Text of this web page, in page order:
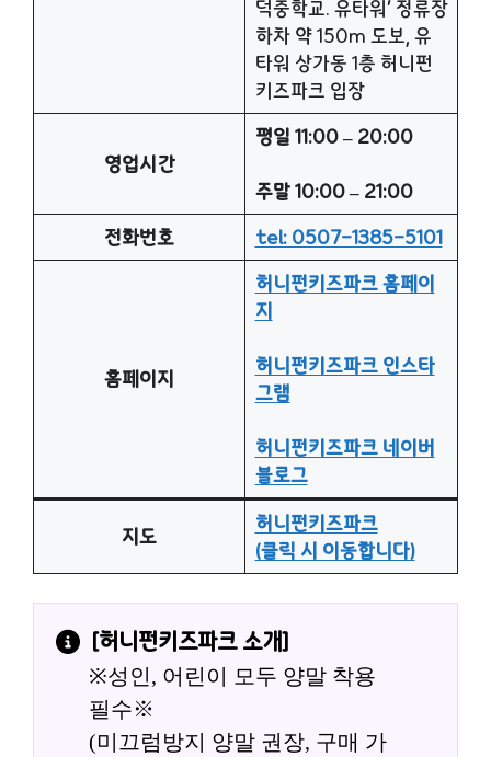
덕중학교. 유타워’ 정류장
하차 약 150m 도보, 유
타워 상가동 1층 허니펀
키즈파크 입장
영업시간
평일 11:00 – 20:00
주말 10:00 – 21:00
전화번호
tel: 0507-1385-5101
홈페이지
허니펀키즈파크 홈페이
지
허니펀키즈파크 인스타
그램
허니펀키즈파크 네이버
블로그
지도
허니펀키즈파크
(클릭 시 이동합니다)
[허니펀키즈파크 소개]
※성인, 어린이 모두 양말 착용
필수※
(미끄럼방지 양말 권장, 구매 가